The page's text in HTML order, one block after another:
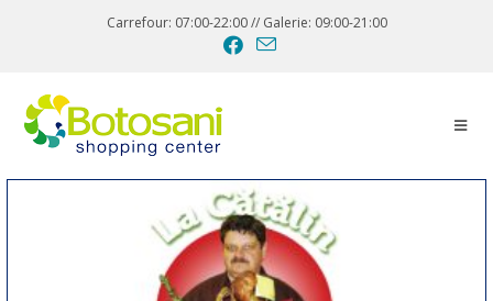
Carrefour: 07:00-22:00 // Galerie: 09:00-21:00